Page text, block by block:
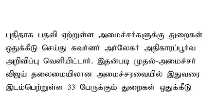
புதிதாக பதவி ஏற்றுள்ள அமைச்சர்களுக்கு துறைகள்
ஒதுக்கீடு செய்து கவர்னர் அர்லேகர் அதிகாரப்பூர்வ
அறிவிப்பு வெளியிட்டார். இதன்படி முதல்-அமைச்சர்
விஜய் தலைமையிலான அமைச்சரவையில் இதுவரை
இடம்பெற்றுள்ள 33 பேருக்கும் துறைகள் ஒதுக்கீடு